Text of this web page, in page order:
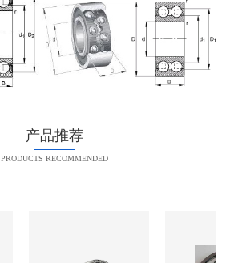
产品推荐
PRODUCTS RECOMMENDED